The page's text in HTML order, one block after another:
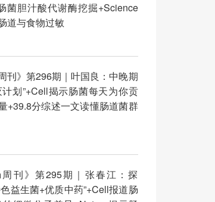
菌胆汁酸代谢酶挖掘+Science
道与食物过敏
刊》第296期｜叶国良：中晚期
计划”+Cell揭示肠菌每天为你贡
+39.8分综述一文读懂肠道菌群
周刊》第295期｜张春江：探
益生菌+优质中药”+Cell报道肠